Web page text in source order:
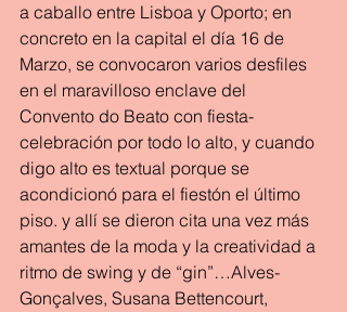
a caballo entre Lisboa y Oporto; en
concreto en la capital el día 16 de
Marzo, se convocaron varios desfiles
en el maravilloso enclave del
Convento do Beato con fiesta-
celebración por todo lo alto, y cuando
digo alto es textual porque se
acondicionó para el fiestón el último
piso. y allí se dieron cita una vez más
amantes de la moda y la creatividad a
ritmo de swing y de “gin”…Alves-
Gonçalves, Susana Bettencourt,